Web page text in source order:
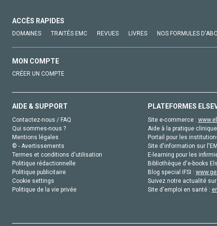
ACCÈS RAPIDES
DOMAINES TRAITÉS EMC REVUES LIVRES NOS FORMULES
MON COMPTE
CRÉER UN COMPTE
AIDE & SUPPORT
Contactez-nous / FAQ
Qui sommes-nous ?
Mentions légales
© - Avertissements
Termes et conditions d'utilisation
Politique rédactionnelle
Politique publicitaire
Cookie settings
Politique de la vie privée
PLATEFORMES
Site e-commerce :
Aide à la pratique
Portail pour les
Site d'information sur
E-learning pour les
Bibliothèque d'e-books
Blog special IFSI :
Suivez notre actualité
Site d'emploi en santé :